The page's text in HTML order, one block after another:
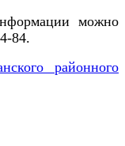
можно
84.
районного